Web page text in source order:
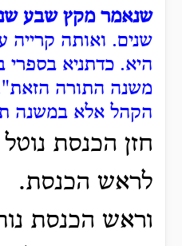
שנאמר מקץ שבע
שנים. ואותה קרייה
היא. כדתניא
משנה התורה
הקהל אלא במשנה
חזן הכנסת
לראש הכנסת.
וראש הכנסת